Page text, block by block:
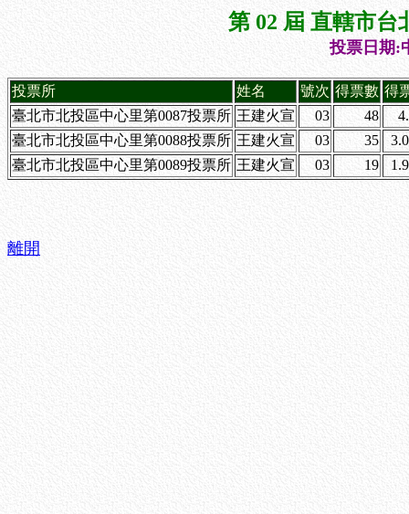
第 02 屆 直轄市台
投票日期:
投票所 姓名 號次 得票數 得
臺北市北投區中心里第0087投票所 王建火宣 03 48
臺北市北投區中心里第0088投票所 王建火宣 03 35
臺北市北投區中心里第0089投票所 王建火宣 03 19
離開